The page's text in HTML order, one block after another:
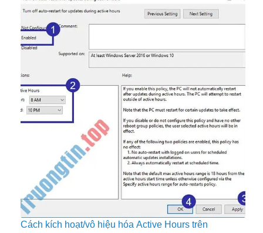
Cách kích hoạt/vô hiệu hóa Active Hours trên